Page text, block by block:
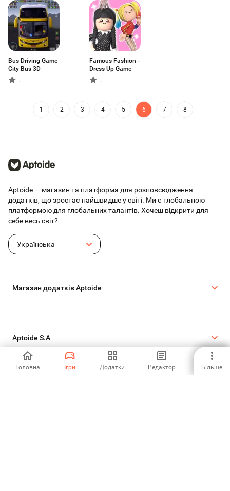
Головна Ігри Додатки Редактор Більше
Bus Driving Game
City Bus 3D
-
Famous Fashion -
Dress Up Game
-
1 2 3 4 5 6 7 8
Aptoide — магазин та платформа для розповсюдження
додатків, що зростає найшвидше у світі. Ми є глобальною
платформою для глобальних талантів. Хочеш відкрити для
себе весь світ?
Українська
Магазин додатків Aptoide
Aptoide S.A